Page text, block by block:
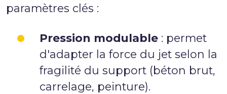
paramètres clés :
Pression modulable: permet
d'adapter la force du jet selon la
fragilité du support (béton brut,
carrelage, peinture).